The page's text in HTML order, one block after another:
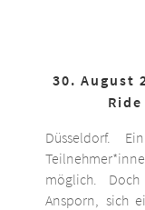
30. August
Düsseldorf.
möglich.
Ansporn, sich